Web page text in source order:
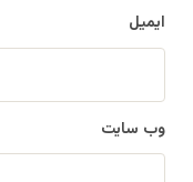
ایمیل
وب‌ سایت